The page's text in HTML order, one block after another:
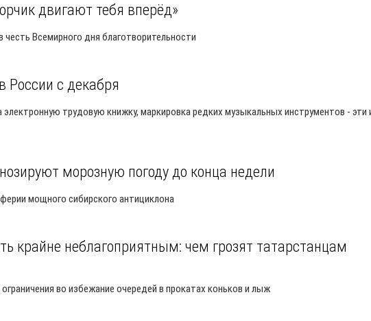
двигают тебя вперёд»
Всемирного дня благотворительности
России с декабря
трудовую книжку, маркировка редких музыкальных инструментов - эти
морозную погоду до конца недели
мощного сибирского антициклона
крайне неблагоприятным: чем грозят татарстанцам
во избежание очередей в прокатах коньков и лыж